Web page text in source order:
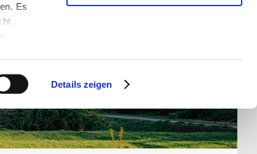
Es
kann
Details zeigen